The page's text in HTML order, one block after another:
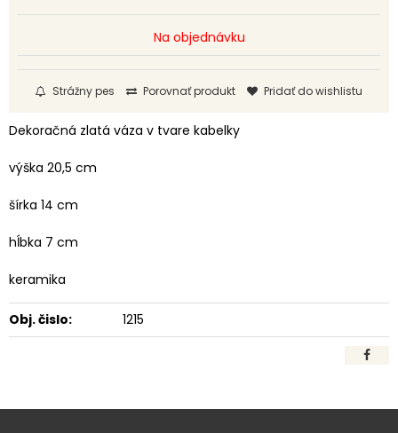
Na objednávku
Strážny pes Porovnať produkt Pridať do wishlistu
Dekoračná zlatá váza v tvare kabelky
výška 20,5 cm
šírka 14 cm
hĺbka 7 cm
keramika
Obj. čislo: 1215